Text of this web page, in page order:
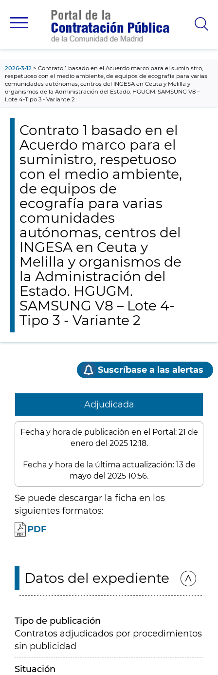
principal
2026-3-12
Contrato 1 basado en el Acuerdo marco para el suministro,
respetuoso con el medio ambiente, de equipos de ecografía para varias
comunidades autónomas, centros del INGESA en Ceuta y Melilla y
organismos de la Administración del Estado. HGUGM. SAMSUNG V8 –
Lote 4-Tipo 3 - Variante 2
Contrato 1 basado en el
Acuerdo marco para el
suministro, respetuoso
con el medio ambiente,
de equipos de
ecografía para varias
comunidades
autónomas, centros del
INGESA en Ceuta y
Melilla y organismos de
la Administración del
Estado. HGUGM.
SAMSUNG V8 – Lote 4-
Tipo 3 - Variante 2
Suscríbase a las alertas
Adjudicada
Fecha y hora de publicación en el Portal: 21 de
enero del 2025 12:18.
Fecha y hora de la última actualización: 13 de
mayo del 2025 10:56.
Se puede descargar la ficha en los
siguientes formatos:
PDF
Datos del expediente
Tipo de publicación
Contratos adjudicados por procedimientos
sin publicidad
Situación